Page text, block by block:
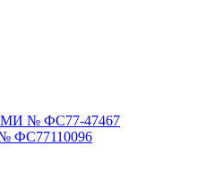
СМИ № ФС77-47467
ФС77110096